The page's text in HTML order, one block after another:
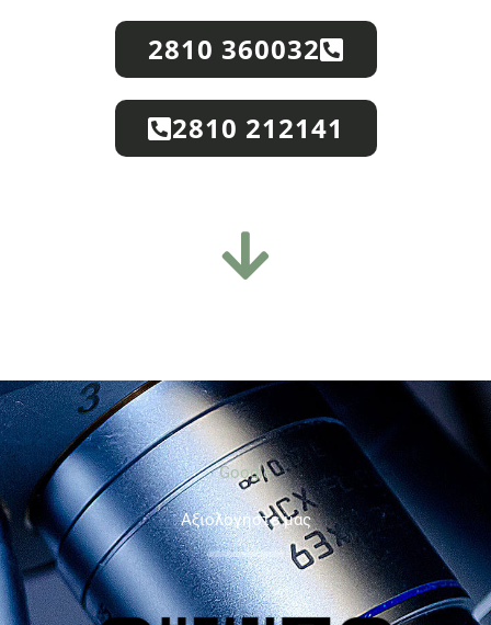
2810 360032
2810 212141
Google
Aξιολογήστε μας